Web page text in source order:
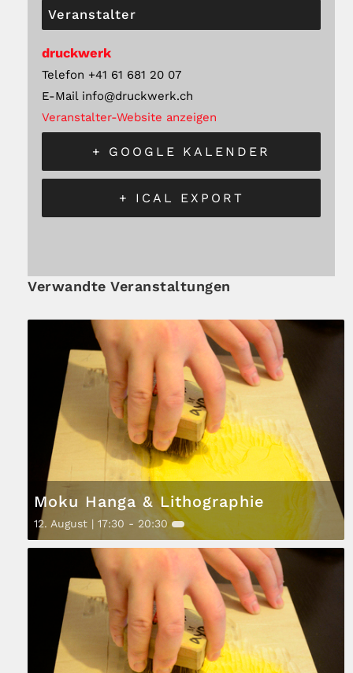
Veranstalter
druckwerk
Telefon +41 61 681 20 07
E-Mail info@druckwerk.ch
Veranstalter-Website anzeigen
+ GOOGLE KALENDER
+ ICAL EXPORT
Verwandte Veranstaltungen
Moku Hanga & Lithographie
12. August | 17:30 - 20:30